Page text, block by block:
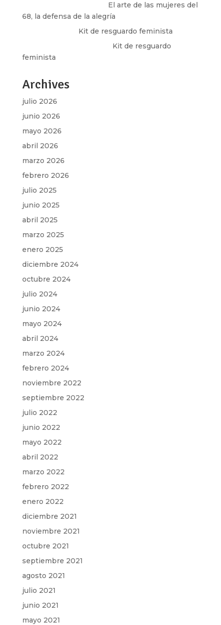
El arte de las mujeres del
68, la defensa de la alegría
Kit de resguardo feminista
Kit de resguardo
feminista
Archives
julio 2026
junio 2026
mayo 2026
abril 2026
marzo 2026
febrero 2026
julio 2025
junio 2025
abril 2025
marzo 2025
enero 2025
diciembre 2024
octubre 2024
julio 2024
junio 2024
mayo 2024
abril 2024
marzo 2024
febrero 2024
noviembre 2022
septiembre 2022
julio 2022
junio 2022
mayo 2022
abril 2022
marzo 2022
febrero 2022
enero 2022
diciembre 2021
noviembre 2021
octubre 2021
septiembre 2021
agosto 2021
julio 2021
junio 2021
mayo 2021